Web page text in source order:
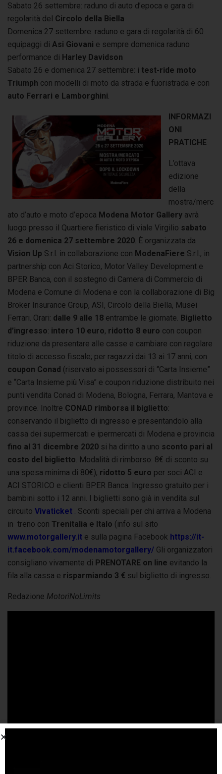
Sabato 26 settembre: raduno di auto d’epoca e gara di
regolarità del Circolo della Biella
Domenica 27 settembre: raduno e gara di regolarità di 60
equipaggi di Asi Giovani e sempre domenica raduno
performance di Harley Davidson
Sabato 26 e domenica 27 settembre: i test-ride moto
Triumph con modelli di moto da strada e fuoristrada e con
auto Ferrari e Lamborghini
INFORMAZI
ONI
PRATICHE
L’ottava
edizione
della
mostra/merc
ato d’auto e moto d’epoca Modena Motor Gallery avrà
luogo presso il Quartiere fieristico di viale Virgilio sabato
26 e domenica 27 settembre 2020 . È organizzata da
Vision Up S.r.l. in collaborazione con ModenaFiere S.r.l., in
partnership con Aci Storico, Motor Valley Development e
BPER Banca, con il sostegno di Camera di Commercio di
Modena e Comune di Modena e con la collaborazione di Big
Broker Insurance Group, ASI, Circolo della Biella, Musei
Ferrari. Orari: dalle 9 alle 18 entrambe le giornate. Biglietto
d’ingresso: intero 10 euro, ridotto 8 euro con coupon
riduzione da presentare alle casse e cambiare con regolare
titolo di accesso fiscale; per ragazzi dai 13 ai 17 anni; con
coupon Conad (riservato ai possessori di “Carta Insieme”
e “Carta Insieme più Visa” e coupon riduzione distribuito nei
punti vendita Conad di Modena, Bologna, Ferrara, Mantova e
province. Inoltre CONAD rimborsa il biglietto:
conservando il biglietto di ingresso e presentandolo alla
cassa dei supermercati e ipermercati di Modena e provincia
fino al 31 dicembre 2020 si ha diritto a uno sconto pari al
costo del biglietto . Modalità di rimborso: 8€ di sconto su
una spesa minima di 80€); ridotto 5 euro per soci ACI e
ACI STORICO e clienti BPER Banca. Ingresso gratuito per i
bambini sotto i 12 anni. I biglietti sono già in vendita sul
circuito Vivaticket
Sconti speciali per chi arriva a Modena
in treno con Trenitalia e Italo (info sul sito
www.motorgallery.it e sulla pagina Facebook https://it-
it.facebook.com/modenamotorgallery/ Gli organizzatori
consigliano vivamente di PRENOTARE on line evitando la
fila alla cassa e risparmiando 3 € sul biglietto di ingresso.
Redazione MotoriNoLimits